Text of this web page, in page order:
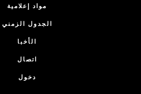
مواد إعلامية
الجدول الزمني
الأخبا
اتصال
دخول